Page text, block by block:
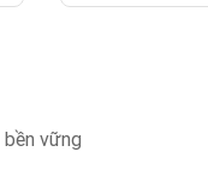
vững